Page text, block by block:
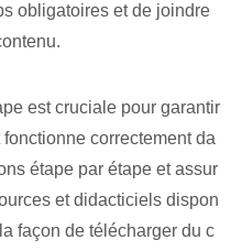
obligatoires et de joindre
est cruciale pour garantir
correctement da
étape par étape et assur
et didacticiels dispon
façon de télécharger du c